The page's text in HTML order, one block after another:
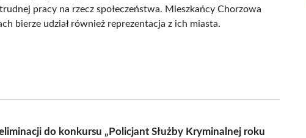
pracy na rzecz społeczeństwa. Mieszkańcy Chorzowa
bierze udział również reprezentacja z ich miasta.
do konkursu „Policjant Służby Kryminalnej roku